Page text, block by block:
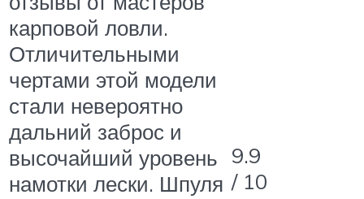
карповой ловли.
Отличительными
чертами этой модели
стали невероятно
дальний заброс и
высочайший уровень
намотки лески. Шпуля
9.9
/ 10